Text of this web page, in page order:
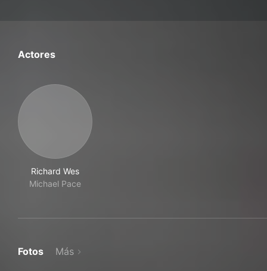
Actores
Richard Wes
Michael Pace
Fotos Más